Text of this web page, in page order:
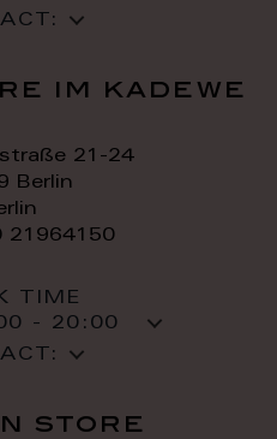
im kadewe
21-24
Berlin
21964150
TIME
- 20:00
store